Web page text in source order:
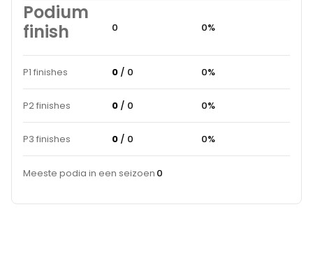
Podium
finish
0 0%
P1 finishes 0 / 0 0%
P2 finishes 0 / 0 0%
P3 finishes 0 / 0 0%
Meeste podia in een seizoen 0